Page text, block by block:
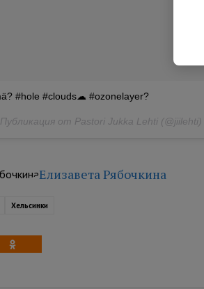
#hole #clouds☁ #ozonelayer?
Публикация от Pastori Jukka Lehti (@jiilehti)
Елизавета Рябочкина
Хельсинки